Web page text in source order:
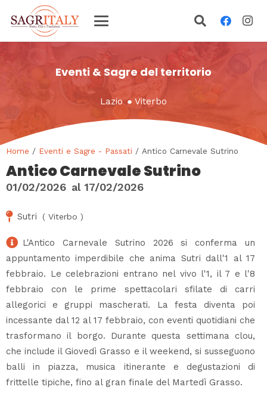
Eventi & Sagre del territorio
Lazio ● Viterbo
Home / Eventi e Sagre - Passati / Antico Carnevale Sutrino
Antico Carnevale Sutrino
01/02/2026 al 17/02/2026
Sutri ( Viterbo )
L'Antico Carnevale Sutrino 2026 si conferma un
appuntamento imperdibile che anima Sutri dall'1 al 17
febbraio. Le celebrazioni entrano nel vivo l'1, il 7 e l'8
febbraio con le prime spettacolari sfilate di carri
allegorici e gruppi mascherati. La festa diventa poi
incessante dal 12 al 17 febbraio, con eventi quotidiani che
trasformano il borgo. Durante questa settimana clou,
che include il Giovedì Grasso e il weekend, si susseguono
balli in piazza, musica itinerante e degustazioni di
frittelle tipiche, fino al gran finale del Martedì Grasso.